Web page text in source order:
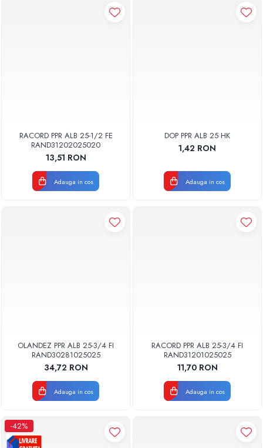
RACORD PPR ALB 25-1/2 FE
RAND31202025020
13,51 RON
Adauga in cos
DOP PPR ALB 25 HK
1,42 RON
Adauga in cos
OLANDEZ PPR ALB 25-3/4 FI
RAND30281025025
34,72 RON
Adauga in cos
RACORD PPR ALB 25-3/4 FI
RAND31201025025
11,70 RON
Adauga in cos
-42%